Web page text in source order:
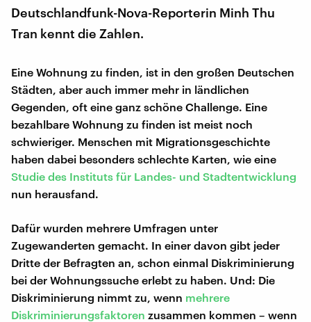
Deutschlandfunk-Nova-Reporterin Minh Thu
Tran kennt die Zahlen.
Eine Wohnung zu finden, ist in den großen Deutschen
Städten, aber auch immer mehr in ländlichen
Gegenden, oft eine ganz schöne Challenge. Eine
bezahlbare Wohnung zu finden ist meist noch
schwieriger. Menschen mit Migrationsgeschichte
haben dabei besonders schlechte Karten, wie eine
Studie des Instituts für Landes- und Stadtentwicklung
nun herausfand.
Dafür wurden mehrere Umfragen unter
Zugewanderten gemacht. In einer davon gibt jeder
Dritte der Befragten an, schon einmal Diskriminierung
bei der Wohnungssuche erlebt zu haben. Und: Die
Diskriminierung nimmt zu, wenn mehrere
Diskriminierungsfaktoren zusammen kommen – wenn